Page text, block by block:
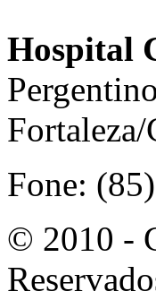
Hospital
Fortaleza/
Fone:
© 2010 -